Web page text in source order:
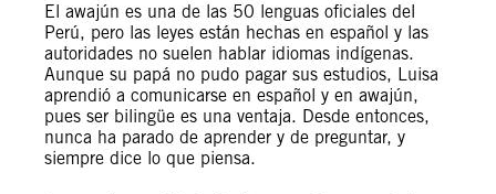
El awajún es una de las 50 lenguas oficiales del
Perú, pero las leyes están hechas en español y las
autoridades no suelen hablar idiomas indígenas.
Aunque su papá no pudo pagar sus estudios, Luisa
aprendió a comunicarse en español y en awajún,
pues ser bilingüe es una ventaja. Desde entonces,
nunca ha parado de aprender y de preguntar, y
siempre dice lo que piensa.